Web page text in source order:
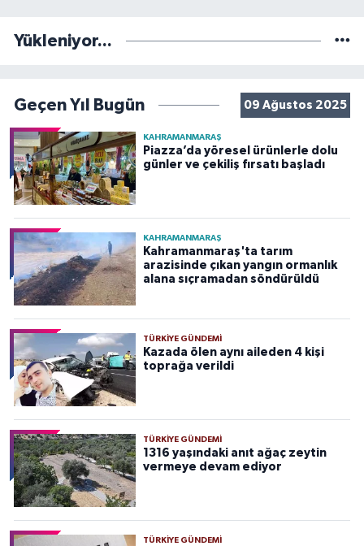
Yükleniyor...
Geçen Yıl Bugün 09 Ağustos 2025
KAHRAMANMARAŞ
Piazza’da yöresel ürünlerle dolu
günler ve çekiliş fırsatı başladı
KAHRAMANMARAŞ
Kahramanmaraş'ta tarım
arazisinde çıkan yangın ormanlık
alana sıçramadan söndürüldü
TÜRKIYE GÜNDEMI
Kazada ölen aynı aileden 4 kişi
toprağa verildi
TÜRKIYE GÜNDEMI
1316 yaşındaki anıt ağaç zeytin
vermeye devam ediyor
TÜRKIYE GÜNDEMI